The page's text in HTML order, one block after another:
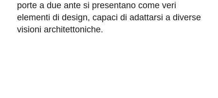
porte a due ante si presentano come veri
elementi di design, capaci di adattarsi a diverse
visioni architettoniche.